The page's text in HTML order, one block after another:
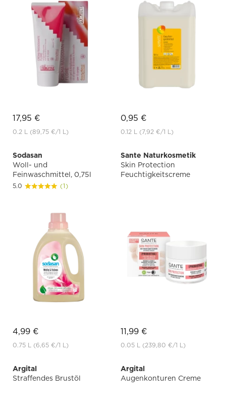
17,95 €
0.2 L (89,75 €/1 L)
0,95 €
0.12 L (7,92 €/1 L)
Sodasan
Woll- und
Feinwaschmittel, 0,75l
5.0 (1)
4,99 €
0.75 L (6,65 €/1 L)
Sante Naturkosmetik
Skin Protection
Feuchtigkeitscreme
11,99 €
0.05 L (239,80 €/1 L)
Argital
Straffendes Brustöl
Argital
Augenkonturen Creme